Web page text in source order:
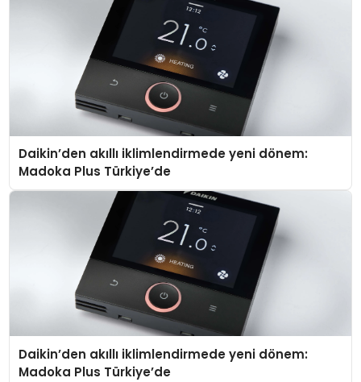
Daikin’den akıllı iklimlendirmede yeni dönem:
Madoka Plus Türkiye’de
Daikin’den akıllı iklimlendirmede yeni dönem:
Madoka Plus Türkiye’de